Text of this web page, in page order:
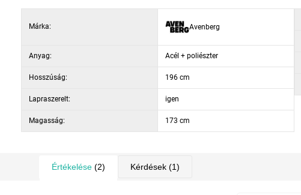
Márka: Avenberg
Anyag: Acél + poliészter
Hosszúság: 196 cm
Lapraszerelt: igen
Magasság: 173 cm
Értékelése (2) Kérdések (1)